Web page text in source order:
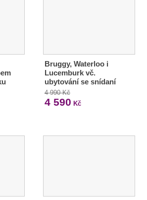
Bruggy, Waterloo i
Lucemburk vč.
ubytování se snídaní
4 990 Kč
4 590 Kč